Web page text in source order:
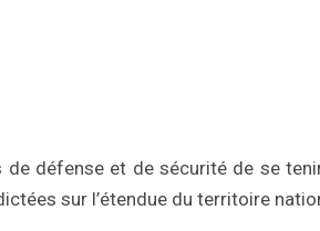
de défense et de sécurité de se
sur l’étendue du territoire